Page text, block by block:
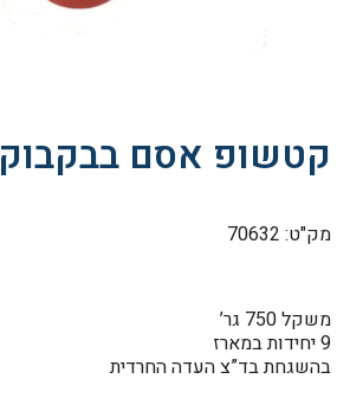
קטשופ אסם בבקבוק
מק"ט: 70632
משקל 750 גר’
9 יחידות במארז
בהשגחת בד”צ העדה החרדית